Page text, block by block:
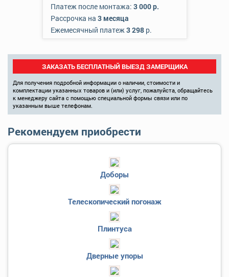
Платеж после монтажа: 3 000 р.
Рассрочка на 3 месяца
Ежемесячный платеж3 298р.
ЗАКАЗАТЬ БЕСПЛАТНЫЙ ВЫЕЗД ЗАМЕРЩИКА
Для получения подробной информации о наличии, стоимости и
комплектации указанных товаров и (или) услуг, пожалуйста, обращайтесь
к менеджеру сайта с помощью специальной формы связи или по
указанным выше телефонам.
Рекомендуем приобрести
Доборы
Телескопический погонаж
Плинтуса
Дверные упоры